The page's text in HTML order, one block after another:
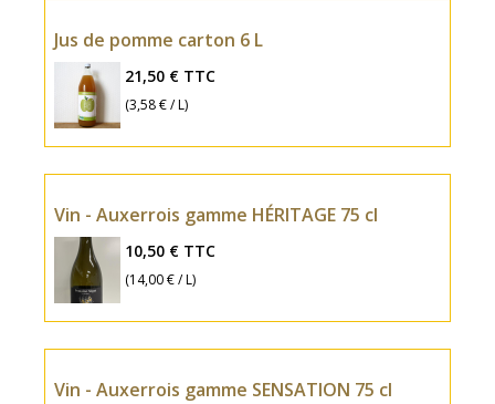
Jus de pomme carton 6 L
21,50 € TTC
(3,58 € / L)
Vin - Auxerrois gamme HÉRITAGE 75 cl
10,50 € TTC
(14,00 € / L)
Vin - Auxerrois gamme SENSATION 75 cl